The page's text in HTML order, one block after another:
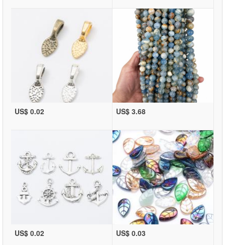
US$ 0.02 US$ 3.68
US$ 0.02 US$ 0.03